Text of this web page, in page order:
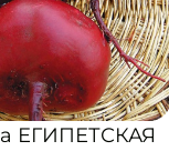
ЕГИПЕТСКАЯ